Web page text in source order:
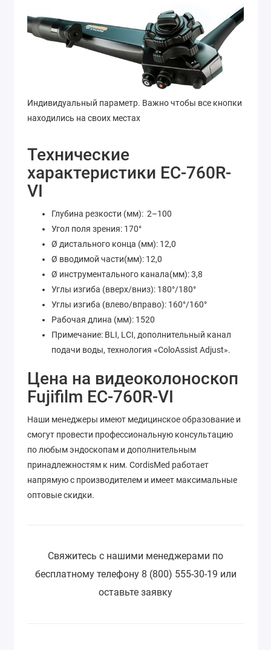
Индивидуальный параметр. Важно чтобы все кнопки
находились на своих местах
Технические
характеристики EC-760R-
VI
Глубина резкости (мм): 2–100
Угол поля зрения: 170°
Ø дистального конца (мм): 12,0
Ø вводимой части(мм): 12,0
Ø инструментального канала(мм): 3,8
Углы изгиба (вверх/вниз): 180°/180°
Углы изгиба (влево/вправо): 160°/160°
Рабочая длина (мм): 1520
Примечание: BLI, LCI, дополнительный канал
подачи воды, технология «ColoAssist Adjust».
Цена на видеоколоноскоп
Fujifilm EC-760R-VI
Наши менеджеры имеют медицинское образование и
смогут провести профессиональную консультацию
по любым эндоскопам и дополнительным
принадлежностям к ним. CordisMed работает
напрямую с производителем и имеет максимальные
оптовые скидки.
Свяжитесь с нашими менеджерами по
бесплатному телефону 8 (800) 555-30-19 или
оставьте заявку